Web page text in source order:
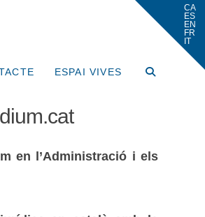
ESPAI VIVES
en l’Administració i els